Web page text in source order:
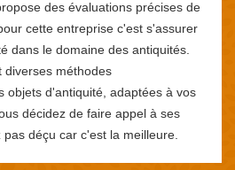
des évaluations précises de
cette entreprise c'est s'assurer
dans le domaine des antiquités.
diverses méthodes
objets d'antiquité, adaptées à vos
décidez de faire appel à ses
déçu car c'est la meilleure.